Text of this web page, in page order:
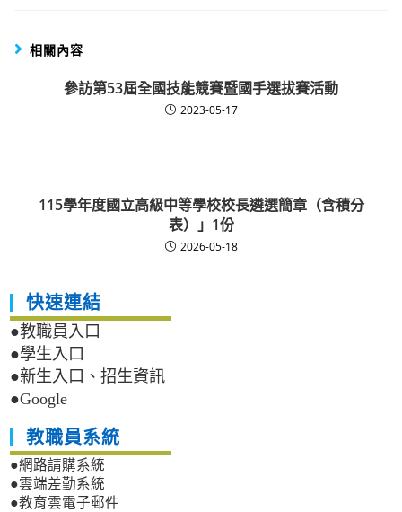
相關內容
參訪第53屆全國技能競賽暨國手選拔賽活動
2023-05-17
115學年度國立高級中等學校校長遴選簡章（含積分
表）」1份
2026-05-18
快速連結
●教職員入口
●學生入口
●新生入口、招生資訊
●Google
教職員系統
●網路請購系統
●雲端差勤系統
●教育雲電子郵件